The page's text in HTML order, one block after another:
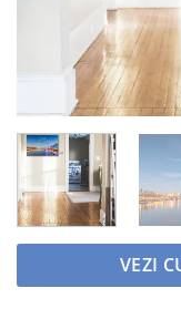
VEZI